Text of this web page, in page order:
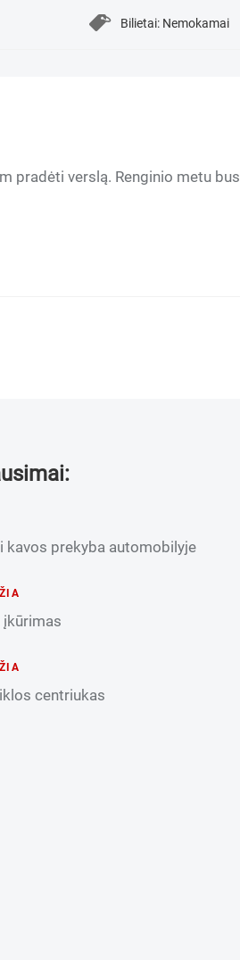
Bilietai: Nemokamai
pradėti verslą. Renginio metu bus
kavos prekyba automobilyje
įkūrimas
centriukas